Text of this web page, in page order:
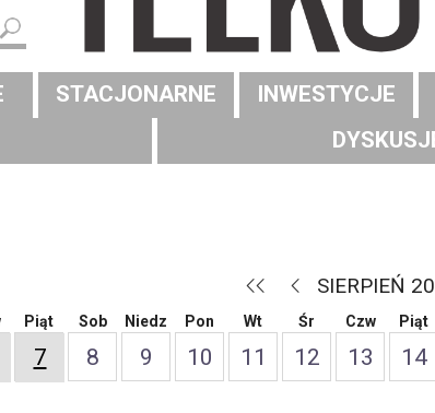
STACJONARNE INWESTYCJE
SIERPIEŃ
Piąt
7
Sob
8
Niedz
9
Pon
10
Wt
11
Śr
12
Czw
13
Piąt
14